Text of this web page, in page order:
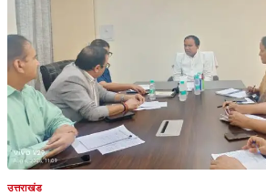
उत्तराखंड